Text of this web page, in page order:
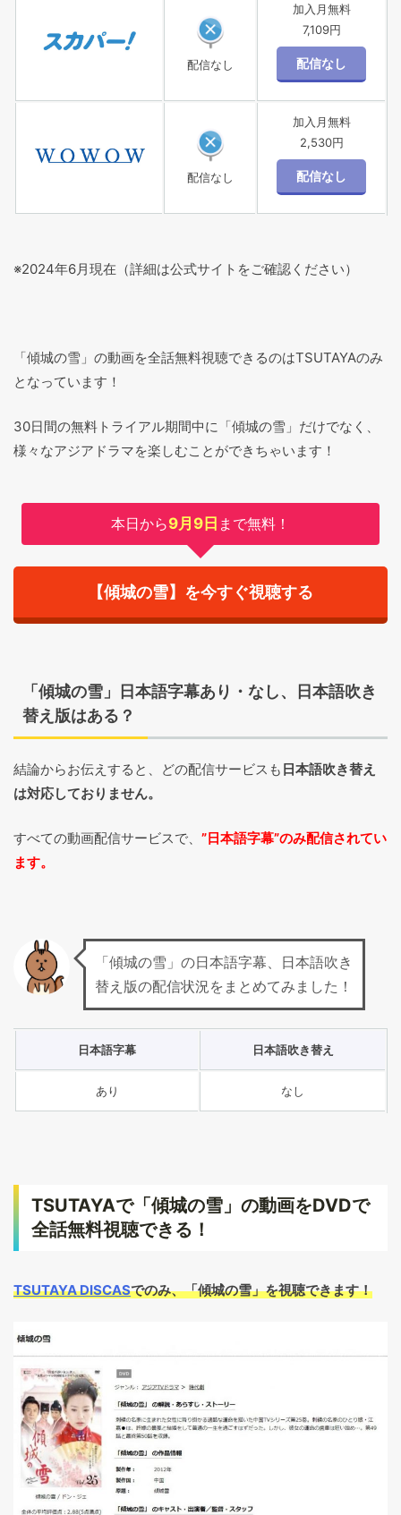
配信なし
加入月無料
7,109円
配信なし
加入月無料
2,530円
※2024年6月現在（詳細は公式サイトをご確認ください）
「傾城の雪」の動画を全話無料視聴できるのはTSUTAYAのみ
となっています！
30日間の無料トライアル期間中に「傾城の雪」だけでなく、
様々なアジアドラマを楽しむことができちゃいます！
本日から9月9日 まで無料！
【傾城の雪】を今すぐ視聴する
「傾城の雪」日本語字幕あり・なし、日本語吹き
替え版はある？
結論からお伝えすると、どの配信サービスも 日本語吹き替え
は対応しておりません。
すべての動画配信サービスで、 ”日本語字幕”のみ配信されてい
ます。
「傾城の雪」の日本語字幕、日本語吹き
替え版の配信状況をまとめてみました！
日本語字幕 日本語吹き替え
あり なし
TSUTAYAで「傾城の雪」の動画をDVDで
全話無料視聴できる！
TSUTAYA DISCASでのみ、「傾城の雪」を視聴できます！